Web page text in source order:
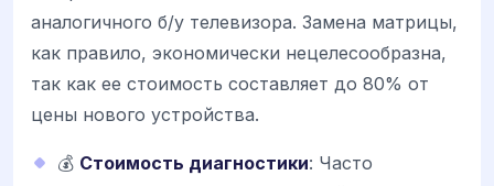
аналогичного б/у телевизора. Замена матрицы,
как правило, экономически нецелесообразна,
так как ее стоимость составляет до 80% от
цены нового устройства.
💰 Стоимость диагностики: Часто